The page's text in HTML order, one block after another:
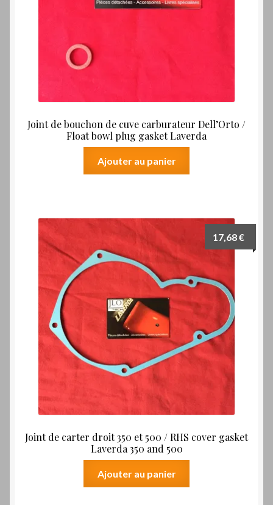
Joint de bouchon de cuve carburateur Dell’Orto /
Float bowl plug gasket Laverda
Ajouter au panier
Joint de carter droit 350 et 500 / RHS cover gasket
Laverda 350 and 500
17,68€
Ajouter au panier